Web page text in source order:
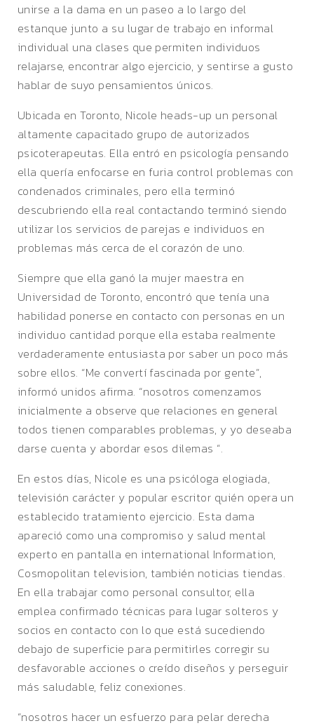
unirse a la dama en un paseo a lo largo del
estanque junto a su lugar de trabajo en informal
individual una clases que permiten individuos
relajarse, encontrar algo ejercicio, y sentirse a gusto
hablar de suyo pensamientos únicos.
Ubicada en Toronto, Nicole heads-up un personal
altamente capacitado grupo de autorizados
psicoterapeutas. Ella entró en psicología pensando
ella quería enfocarse en furia control problemas con
condenados criminales, pero ella terminó
descubriendo ella real contactando terminó siendo
utilizar los servicios de parejas e individuos en
problemas más cerca de el corazón de uno.
Siempre que ella ganó la mujer maestra en
Universidad de Toronto, encontró que tenía una
habilidad ponerse en contacto con personas en un
individuo cantidad porque ella estaba realmente
verdaderamente entusiasta por saber un poco más
sobre ellos. “Me convertí fascinada por gente”,
informó unidos afirma. “nosotros comenzamos
inicialmente a observe que relaciones en general
todos tienen comparables problemas, y yo deseaba
darse cuenta y abordar esos dilemas “.
En estos días, Nicole es una psicóloga elogiada,
televisión carácter y popular escritor quién opera un
establecido tratamiento ejercicio. Esta dama
apareció como una compromiso y salud mental
experto en pantalla en international Information,
Cosmopolitan television, también noticias tiendas.
En ella trabajar como personal consultor, ella
emplea confirmado técnicas para lugar solteros y
socios en contacto con lo que está sucediendo
debajo de superficie para permitirles corregir su
desfavorable acciones o creído diseños y perseguir
más saludable, feliz conexiones.
“nosotros hacer un esfuerzo para pelar derecha